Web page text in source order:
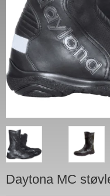
Daytona MC